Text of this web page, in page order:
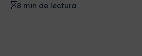
8 min de lectura